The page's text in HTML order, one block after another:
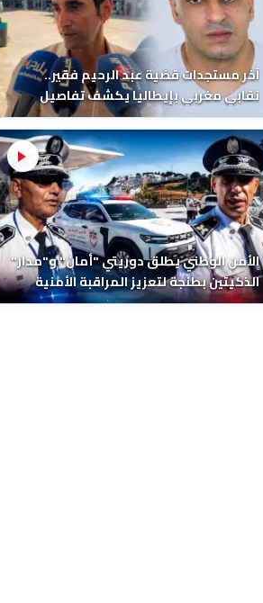
آخر مستجدات قضية عبد الرحيم فقير..
نقابي مغربي بإيطاليا يكشف تفاصيل
الوفاة ونتائج التشريح
الأمن الوطني يطلق دوريتي "أمان" و"مدار"
الذكيتين بطنجة لتعزيز المراقبة الأمنية